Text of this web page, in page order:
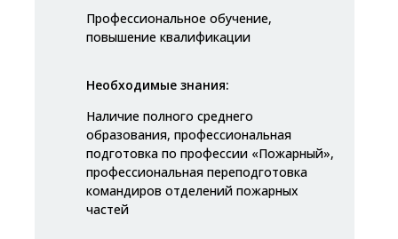
Наличие полного среднего
образования, профессиональная
подготовка по профессии «Пожарный»,
профессиональная переподготовка
командиров отделений пожарных
частей
Необходимые знания:
Профессиональное обучение,
повышение квалификации